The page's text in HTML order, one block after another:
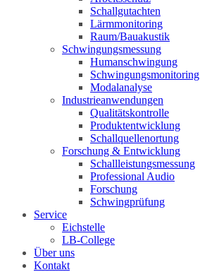
Schallgutachten
Lärmmonitoring
Raum/Bauakustik
Schwingungsmessung
Humanschwingung
Schwingungsmonitoring
Modalanalyse
Industrieanwendungen
Qualitätskontrolle
Produktentwicklung
Schallquellenortung
Forschung & Entwicklung
Schallleistungsmessung
Professional Audio
Forschung
Schwingprüfung
Service
Eichstelle
LB-College
Über uns
Kontakt